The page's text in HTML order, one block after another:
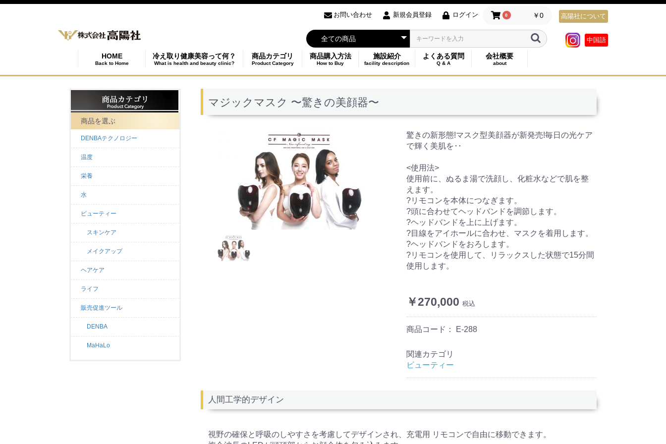
お問い合わせ 新規会員登録 ログイン 0 ￥0 高陽社について
中国語
HOME
Back to Home
冷え取り健康美容って何？
What is health and beauty clinic?
商品カテゴリ
Product Category
商品購入方法
How to Buy
施設紹介
facility description
よくある質問
Q & A
会社概要
about
商品を選ぶ
DENBAテクノロジー
温度
栄養
水
ビューティー
スキンケア
メイクアップ
ヘアケア
ライフ
販売促進ツール
DENBA
MaHaLo
マジックマスク 〜驚きの美顔器〜
驚きの新形態!マスク型美顔器が新発売!毎日の光ケア
で輝く美肌を‥
<使用法>
使用前に、ぬるま湯で洗顔し、化粧水などで肌を整
えます。
?リモコンを本体につなぎます。
?頭に合わせてヘッドバンドを調節します。
?ヘッドバンドを上に上げます。
?目線をアイホールに合わせ、マスクを着用します。
?ヘッドバンドをおろします。
?リモコンを使用して、リラックスした状態で15分間
使用します。
￥270,000 税込
商品コード： E-288
関連カテゴリ
ビューティー
人間工学的デザイン
視野の確保と呼吸のしやすさを考慮してデザインされ、充電用 リモコンで自由に移動できます。